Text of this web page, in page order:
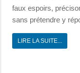
faux espoirs,
sans prétendre y
LIRE LA SUITE...